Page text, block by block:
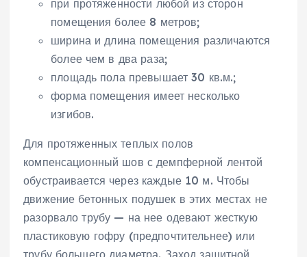
при протяженности любой из сторон
помещения более 8 метров;
ширина и длина помещения различаются
более чем в два раза;
площадь пола превышает 30 кв.м.;
форма помещения имеет несколько
изгибов.
Для протяженных теплых полов
компенсационный шов с демпферной лентой
обустраивается через каждые 10 м. Чтобы
движение бетонных подушек в этих местах не
разорвало трубу — на нее одевают жесткую
пластиковую гофру (предпочтительнее) или
трубу большего диаметра. Заход защитной